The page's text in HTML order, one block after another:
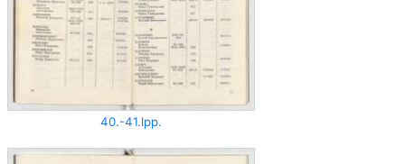
40.-41.lpp.